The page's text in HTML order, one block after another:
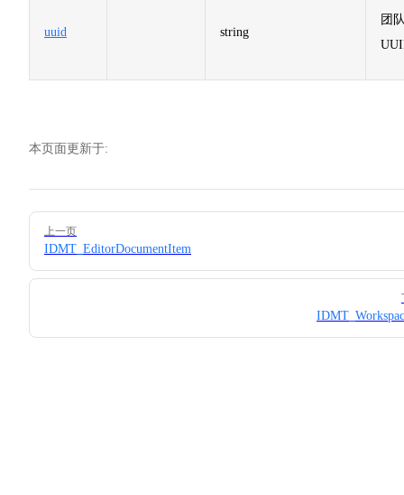
uuid string
团
本页面更新于:
Pager
上一页
IDMT_EditorDocumentItem